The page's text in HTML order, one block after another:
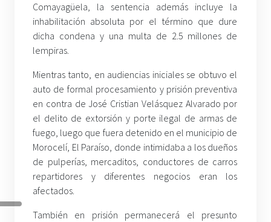
Comayagüela, la sentencia además incluye la
inhabilitación absoluta por el término que dure
dicha condena y una multa de 2.5 millones de
lempiras.
Mientras tanto, en audiencias iniciales se obtuvo el
auto de formal procesamiento y prisión preventiva
en contra de José Cristian Velásquez Alvarado por
el delito de extorsión y porte ilegal de armas de
fuego, luego que fuera detenido en el municipio de
Morocelí, El Paraíso, donde intimidaba a los dueños
de pulperías, mercaditos, conductores de carros
repartidores y diferentes negocios eran los
afectados.
También en prisión permanecerá el presunto